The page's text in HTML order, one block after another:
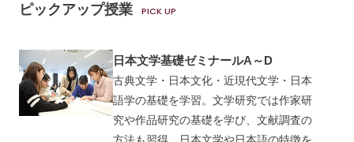
ピックアップ授業
日本文学基礎ゼミナールA～D
古典文学・日本文化・近現代文学・日本
語学の基礎を学習。文学研究では作家研
究や作品研究の基礎を学び、文献調査の